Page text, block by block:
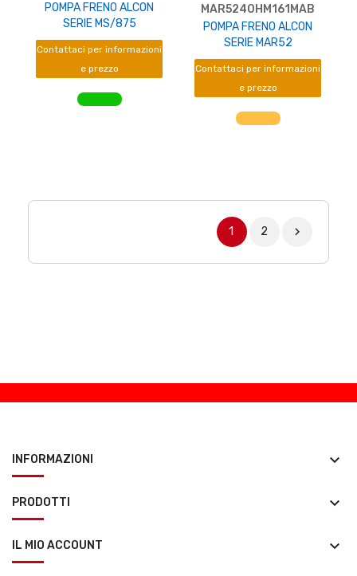
POMPA FRENO ALCON
SERIE MS/875
Contattaci per informazioni
e prezzo
MAR5240HM161MAB
POMPA FRENO ALCON
SERIE MAR52
Contattaci per informazioni
e prezzo
1 2 
INFORMAZIONI keyboard_arrow_down
PRODOTTI keyboard_arrow_down
IL MIO ACCOUNT keyboard_arrow_down